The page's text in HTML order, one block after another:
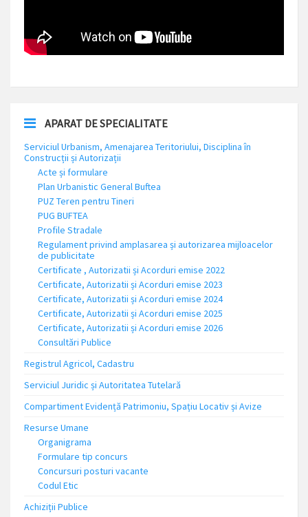
APARAT DE SPECIALITATE
Serviciul Urbanism, Amenajarea Teritoriului, Disciplina în
Construcții și Autorizații
Acte și formulare
Plan Urbanistic General Buftea
PUZ Teren pentru Tineri
PUG BUFTEA
Profile Stradale
Regulament privind amplasarea și autorizarea mijloacelor
de publicitate
Certificate , Autorizatii și Acorduri emise 2022
Certificate, Autorizatii și Acorduri emise 2023
Certificate, Autorizatii și Acorduri emise 2024
Certificate, Autorizatii și Acorduri emise 2025
Certificate, Autorizatii și Acorduri emise 2026
Consultări Publice
Registrul Agricol, Cadastru
Serviciul Juridic și Autoritatea Tutelară
Compartiment Evidență Patrimoniu, Spațiu Locativ și Avize
Resurse Umane
Organigrama
Formulare tip concurs
Concursuri posturi vacante
Codul Etic
Achiziții Publice